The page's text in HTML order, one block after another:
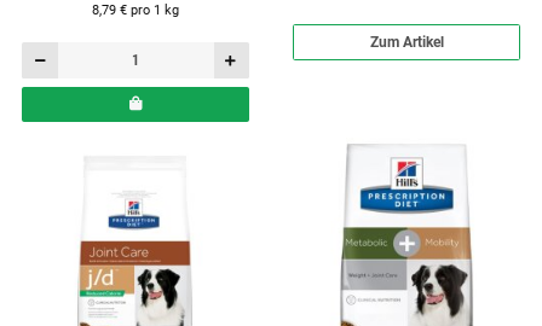
8,79 € pro 1 kg
Zum Artikel